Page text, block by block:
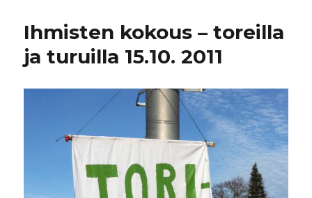
Ihmisten kokous – toreilla
ja turuilla 15.10. 2011